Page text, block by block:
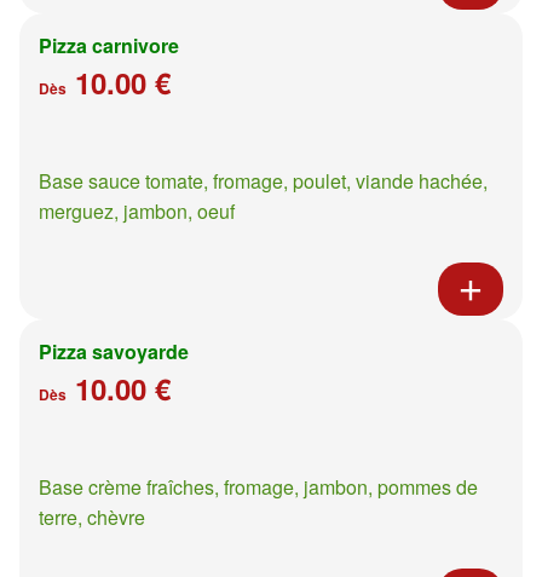
Pizza carnivore
Dès 10.00 €
Base sauce tomate, fromage, poulet, viande hachée,
merguez, jambon, oeuf
Pizza savoyarde
Dès 10.00 €
Base crème fraîches, fromage, jambon, pommes de
terre, chèvre